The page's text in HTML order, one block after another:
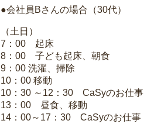
●会社員Bさんの場合（30代）
（土日）
7：00 起床
8：00 子ども起床、朝食
9：00 洗濯、掃除
10：00 移動
10：30 ～12：30 CaSyのお仕事
13：00 昼食、移動
14：00～17：30 CaSyのお仕事